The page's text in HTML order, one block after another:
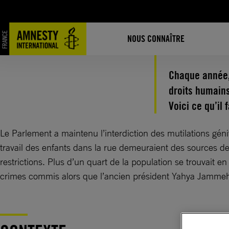
NOUS CONNAÎTRE
contenu
Chaque
droits
Voici ce qu’il
Le Parlement a maintenu l’interdiction des mutilations
travail des enfants dans la rue demeuraient des sources
restrictions. Plus d’un quart de la population se trouvait
crimes commis alors que l’ancien président Yahya